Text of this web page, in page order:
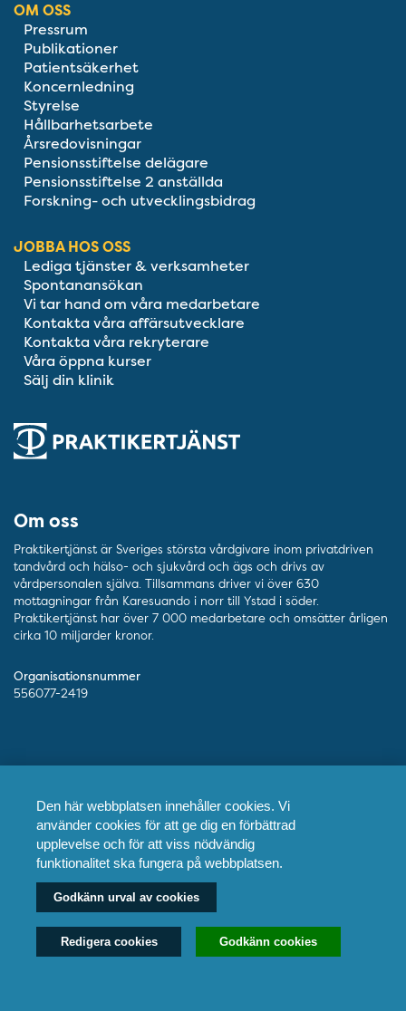
Den här webbplatsen innehåller cookies. Vi
använder cookies för att ge dig en förbättrad
upplevelse och för att viss nödvändig
funktionalitet ska fungera på webbplatsen.
Godkänn urval av cookies
Redigera cookies Godkänn cookies
OM OSS
Pressrum
Publikationer
Patientsäkerhet
Koncernledning
Styrelse
Hållbarhetsarbete
Årsredovisningar
Pensionsstiftelse delägare
Pensionsstiftelse 2 anställda
Forskning- och utvecklingsbidrag
JOBBA HOS OSS
Lediga tjänster & verksamheter
Spontanansökan
Vi tar hand om våra medarbetare
Kontakta våra affärsutvecklare
Kontakta våra rekryterare
Våra öppna kurser
Sälj din klinik
Om oss
Praktikertjänst är Sveriges största vårdgivare inom privatdriven
tandvård och hälso- och sjukvård och ägs och drivs av
vårdpersonalen själva. Tillsammans driver vi över 630
mottagningar från Karesuando i norr till Ystad i söder.
Praktikertjänst har över 7 000 medarbetare och omsätter årligen
cirka 10 miljarder kronor.
Organisationsnummer
556077-2419
Telefon
010-128 00 00 (växel)
info@ptj.se
Besöksadress
Adolf Fredriks Kyrkogata 9, Stockholm